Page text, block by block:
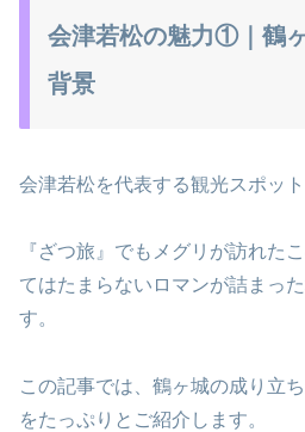
会津若松の魅力①｜鶴
背景
会津若松を代表する観光スポット
『ざつ旅』でもメグリが訪れた
てはたまらないロマンが詰まっ
す。
この記事では、鶴ヶ城の成り立
をたっぷりとご紹介します。